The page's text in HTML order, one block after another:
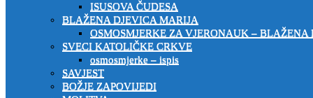
ISUSOVA ČUDESA
BLAŽENA DJEVICA MARIJA
OSMOSMJERKE ZA VJERONAUK – BLAŽENA
SVECI KATOLIČKE CRKVE
osmosmjerke – ispis
SAVJEST
BOŽJE ZAPOVIJEDI